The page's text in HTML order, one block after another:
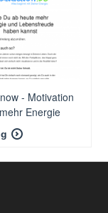
- Motivation
Energie